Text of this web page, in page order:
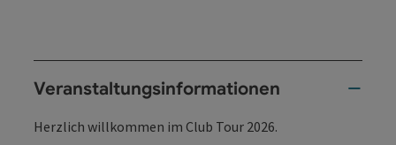
Veranstaltungsinformationen
Herzlich willkommen im Club Tour 2026.